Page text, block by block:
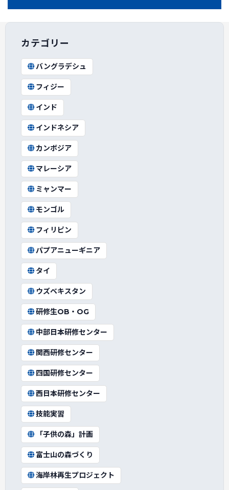
カテゴリー
バングラデシュ
フィジー
インド
インドネシア
カンボジア
マレーシア
ミャンマー
モンゴル
フィリピン
パプアニューギニア
タイ
ウズベキスタン
研修生OB・OG
中部日本研修センター
関西研修センター
四国研修センター
西日本研修センター
技能実習
「子供の森」計画
富士山の森づくり
海岸林再生プロジェクト